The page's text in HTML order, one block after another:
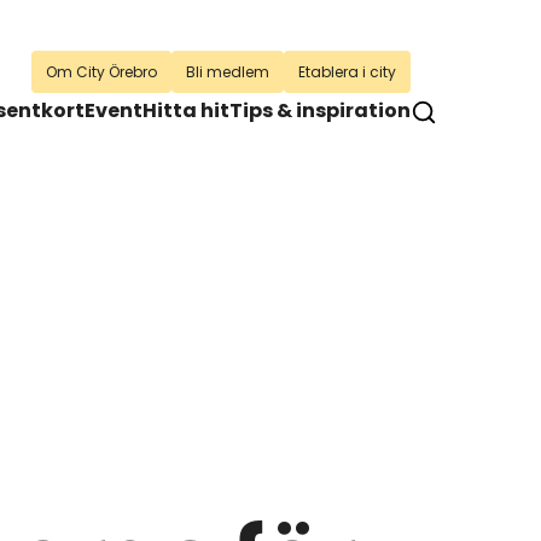
EventHitta hitTips & inspiration
Om City Örebro Bli medlem Etablera i city